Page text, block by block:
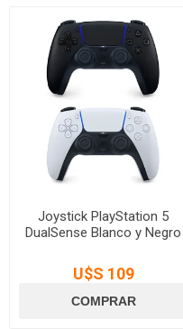
Joystick PlayStation 5
DualSense Blanco y Negro
U$S 109